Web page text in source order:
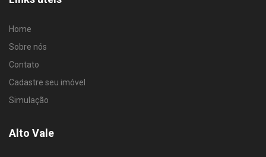
Home
Sobre nós
Contato
Cadastre seu imóvel
Simulação
Alto Vale